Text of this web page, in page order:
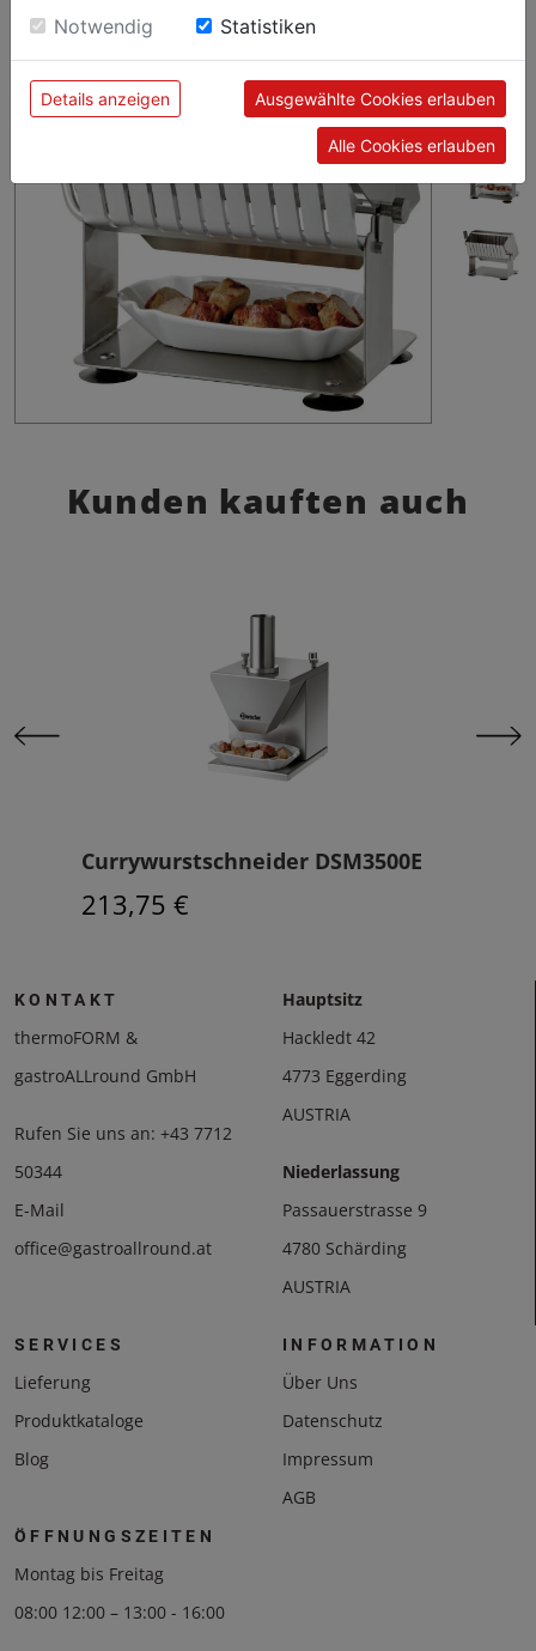
Kunden kauften auch
Currywurstschneider DSM3500E
213,75 €
KONTAKT
thermoFORM &
gastroALLround GmbH
Rufen Sie uns an: +43 7712
50344
E-Mail
office@gastroallround.at
Hauptsitz
Hackledt 42
4773 Eggerding
AUSTRIA
Niederlassung
Passauerstrasse 9
4780 Schärding
AUSTRIA
SERVICES
Lieferung
Produktkataloge
Blog
INFORMATION
Über Uns
Datenschutz
Impressum
AGB
ÖFFNUNGSZEITEN
Montag bis Freitag
08:00 12:00 – 13:00 - 16:00
sie unsere Webseite weiter nutzen, geben Sie
Einwilligung zu unseren Cookies.
Notwendig Statistiken
Details anzeigen Ausgewählte Cookies erlauben
Alle Cookies erlauben